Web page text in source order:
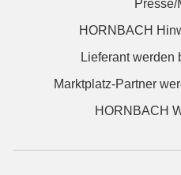
Presse/
HORNBACH
Lieferant werden
Marktplatz-Partner
HORNBACH